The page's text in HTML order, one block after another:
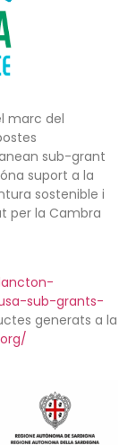
marc del
sub-grant
suport a la
sostenible i
per la Cambra
sub-grants-
generats a la